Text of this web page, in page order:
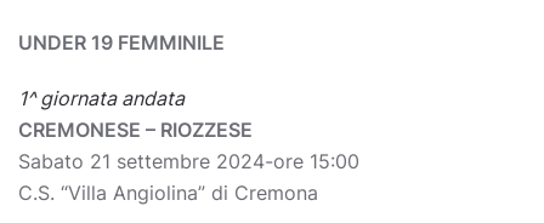
UNDER 19 FEMMINILE
1^ giornata andata
CREMONESE – RIOZZESE
Sabato 21 settembre 2024-ore 15:00
C.S. “Villa Angiolina” di Cremona